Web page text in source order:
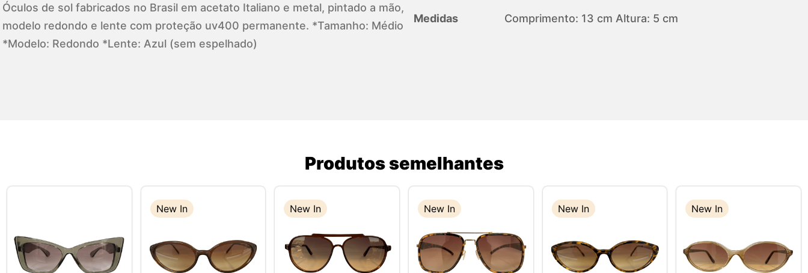
Óculos de sol fabricados no Brasil em acetato Italiano e metal, pintado a mão,
modelo redondo e lente com proteção uv400 permanente. *Tamanho: Médio
*Modelo: Redondo *Lente: Azul (sem espelhado)
Medidas Comprimento: 13 cm Altura: 5 cm
Produtos semelhantes
New In New In New In New In
New In New In